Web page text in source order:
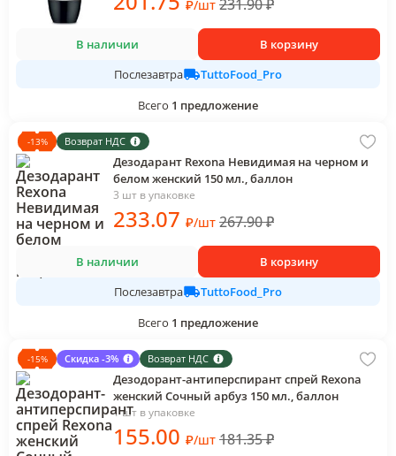
₽/шт 231.90₽
В наличии
В корзину
Послезавтра
TuttoFood_Pro
Всего 1 предложение
-13% Возврат НДС
Дезодарант Rexona Невидимая на черном и
белом женский 150 мл., баллон
3 шт в упаковке
233.07 ₽/шт 267.90₽
В наличии
В корзину
Послезавтра
TuttoFood_Pro
Всего 1 предложение
-15% Скидка -3% Возврат НДС
Дезодорант-антиперспирант спрей Rexona
женский Сочный арбуз 150 мл., баллон
1 шт в упаковке
155.00 ₽/шт 181.35₽